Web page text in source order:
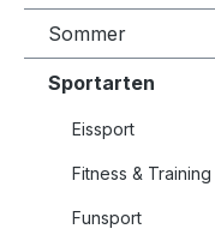
Sommer
Sportarten
Eissport
Fitness & Training
Funsport